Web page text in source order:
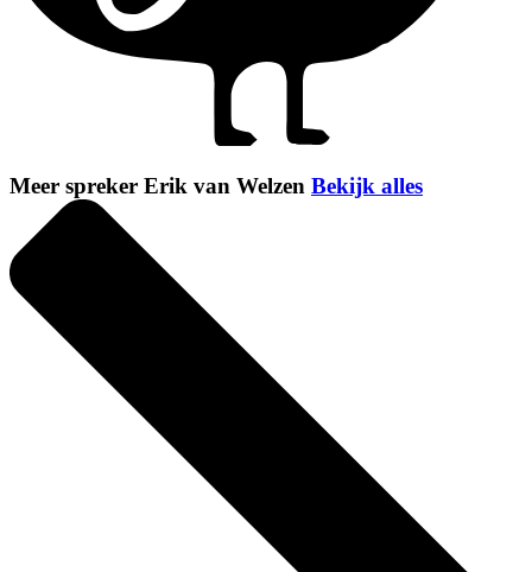
Meer spreker Erik van Welzen Bekijk alles